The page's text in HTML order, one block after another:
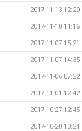
2017-11-13 12:20
2017-11-10 11:16
2017-11-07 15:21
2017-11-07 14:35
2017-11-06 07:22
2017-11-01 12:42
2017-10-27 12:45
2017-10-20 10:24